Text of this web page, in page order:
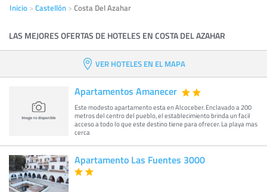
Inicio Castellón Costa Del Azahar
LAS MEJORES OFERTAS DE HOTELES EN COSTA DEL AZAHAR
VER HOTELES EN EL MAPA
Apartamentos Amanecer
Este modesto apartamento esta en Alcoceber. Enclavado a 200
metros del centro del pueblo, el establecimiento brinda un facil
acceso a todo lo que este destino tiene para ofrecer. La playa mas
cerca
Apartamento Las Fuentes 3000